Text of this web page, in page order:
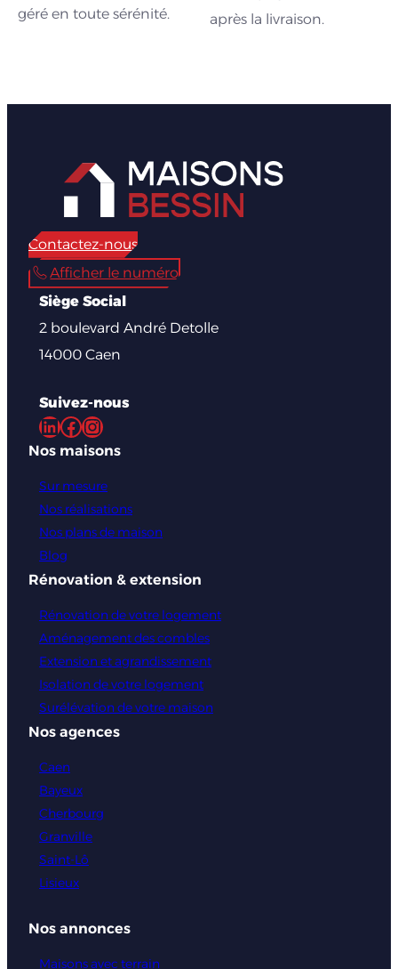
géré en toute sérénité.
après la livraison.
Contactez-nous
Afficher le numéro
Siège Social
2 boulevard André Detolle
14000 Caen
Suivez-nous
LinkedIn Facebook Instagram
Nos maisons
Sur mesure
Nos réalisations
Nos plans de maison
Blog
Rénovation & extension
Rénovation de votre logement
Aménagement des combles
Extension et agrandissement
Isolation de votre logement
Surélévation de votre maison
Nos agences
Caen
Bayeux
Cherbourg
Granville
Saint-Lô
Lisieux
Nos annonces
Maisons avec terrain